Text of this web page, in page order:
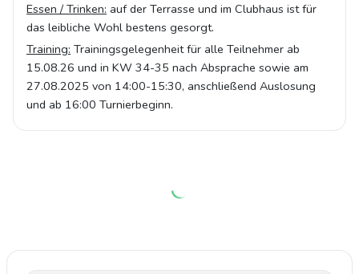
Essen / Trinken: auf der Terrasse und im Clubhaus ist für
das leibliche Wohl bestens gesorgt.
Training: Trainingsgelegenheit für alle Teilnehmer ab
15.08.26 und in KW 34-35 nach Absprache sowie am
27.08.2025 von 14:00-15:30, anschließend Auslosung
und ab 16:00 Turnierbeginn.